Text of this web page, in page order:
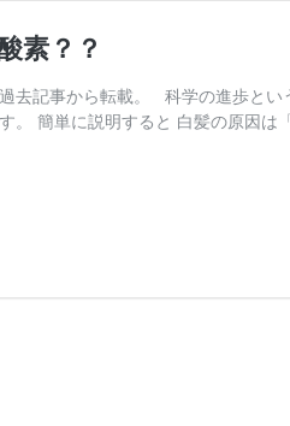
素？？
過去記事から転載。 科学の進歩とい
す。 簡単に説明すると 白髪の原因